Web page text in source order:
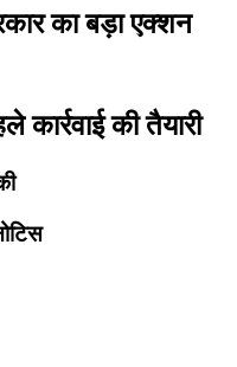
का बड़ा एक्शन
की तैयारी